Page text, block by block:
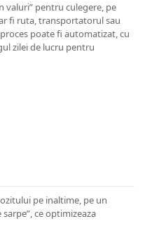
valuri” pentru culegere, pe
fi ruta, transportatorul sau
poate fi automatizat, cu
zilei de lucru pentru
pe inaltime, pe un
ce optimizeaza